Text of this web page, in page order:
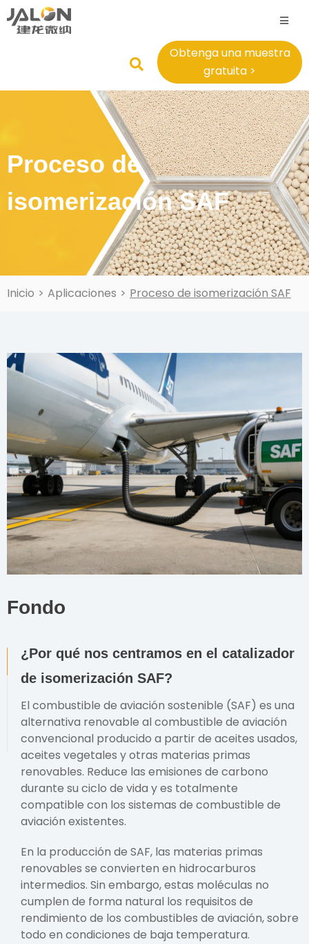
Obtenga una muestra
gratuita >
Proceso de
isomerización SAF
Inicio > Aplicaciones > Proceso de isomerización SAF
Fondo
¿Por qué nos centramos en el catalizador
de isomerización SAF?
El combustible de aviación sostenible (SAF) es una
alternativa renovable al combustible de aviación
convencional producido a partir de aceites usados,
aceites vegetales y otras materias primas
renovables. Reduce las emisiones de carbono
durante su ciclo de vida y es totalmente
compatible con los sistemas de combustible de
aviación existentes.
En la producción de SAF, las materias primas
renovables se convierten en hidrocarburos
intermedios. Sin embargo, estas moléculas no
cumplen de forma natural los requisitos de
rendimiento de los combustibles de aviación, sobre
todo en condiciones de baja temperatura.